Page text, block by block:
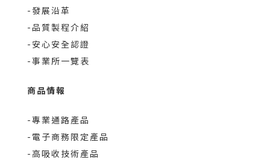
-發展沿革
-品質製程介紹
-安心安全認證
-事業所一覽表
商品情報
-專業通路產品
-電子商務限定產品
-高吸收技術產品